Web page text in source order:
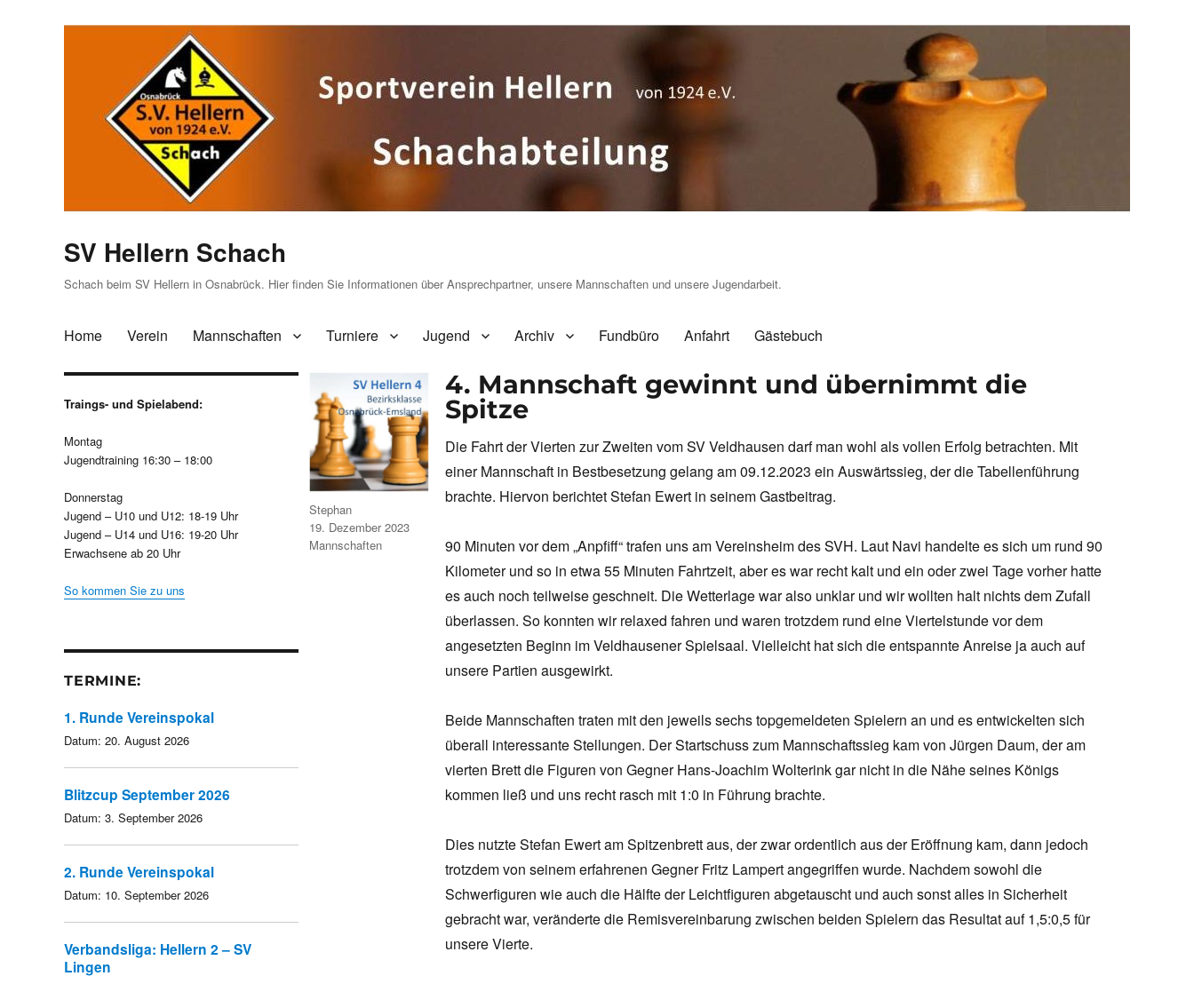
SV Hellern Schach
Schach beim SV Hellern in Osnabrück. Hier finden Sie Informationen über Ansprechpartner, unsere Mannschaften und unsere Jugendarbeit.
Home Verein Mannschaften Turniere Jugend Archiv Fundbüro Anfahrt Gästebuch
4. Mannschaft gewinnt und übernimmt die
Spitze
Die Fahrt der Vierten zur Zweiten vom SV Veldhausen darf man wohl als vollen Erfolg betrachten. Mit
einer Mannschaft in Bestbesetzung gelang am 09.12.2023 ein Auswärtssieg, der die Tabellenführung
brachte. Hiervon berichtet Stefan Ewert in seinem Gastbeitrag.
90 Minuten vor dem „Anpfiff“ trafen uns am Vereinsheim des SVH. Laut Navi handelte es sich um rund 90
Kilometer und so in etwa 55 Minuten Fahrtzeit, aber es war recht kalt und ein oder zwei Tage vorher hatte
es auch noch teilweise geschneit. Die Wetterlage war also unklar und wir wollten halt nichts dem Zufall
überlassen. So konnten wir relaxed fahren und waren trotzdem rund eine Viertelstunde vor dem
angesetzten Beginn im Veldhausener Spielsaal. Vielleicht hat sich die entspannte Anreise ja auch auf
unsere Partien ausgewirkt.
Beide Mannschaften traten mit den jeweils sechs topgemeldeten Spielern an und es entwickelten sich
überall interessante Stellungen. Der Startschuss zum Mannschaftssieg kam von Jürgen Daum, der am
vierten Brett die Figuren von Gegner Hans-Joachim Wolterink gar nicht in die Nähe seines Königs
kommen ließ und uns recht rasch mit 1:0 in Führung brachte.
Dies nutzte Stefan Ewert am Spitzenbrett aus, der zwar ordentlich aus der Eröffnung kam, dann jedoch
trotzdem von seinem erfahrenen Gegner Fritz Lampert angegriffen wurde. Nachdem sowohl die
Schwerfiguren wie auch die Hälfte der Leichtfiguren abgetauscht und auch sonst alles in Sicherheit
gebracht war, veränderte die Remisvereinbarung zwischen beiden Spielern das Resultat auf 1,5:0,5 für
unsere Vierte.
Autor
Stephan
Veröffentlicht
am
19. Dezember 2023
Kategorien
Mannschaften
Traings- und Spielabend:
Montag
Jugendtraining 16:30 – 18:00
Donnerstag
Jugend – U10 und U12: 18-19 Uhr
Jugend – U14 und U16: 19-20 Uhr
Erwachsene ab 20 Uhr
So kommen Sie zu uns
TERMINE:
1. Runde Vereinspokal
Datum: 20. August 2026
Blitzcup September 2026
Datum: 3. September 2026
2. Runde Vereinspokal
Datum: 10. September 2026
Verbandsliga: Hellern 2 – SV
Lingen